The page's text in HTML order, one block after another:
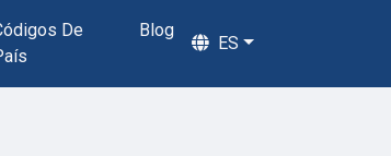
De
Blog
ES